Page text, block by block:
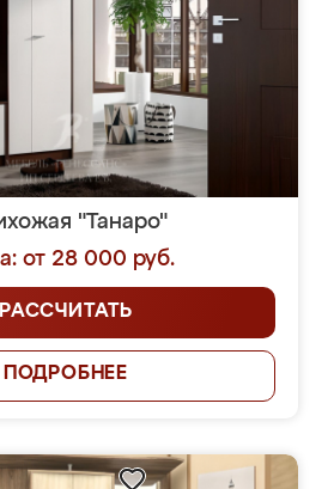
"Танаро"
от 28 000 руб.
РАССЧИТАТЬ
ПОДРОБНЕЕ